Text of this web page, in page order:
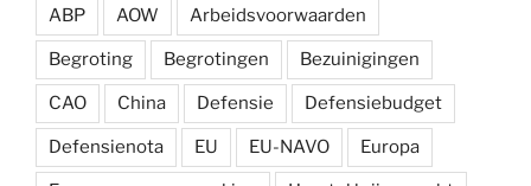
ABP AOW Arbeidsvoorwaarden
Begroting Begrotingen Bezuinigingen
CAO China Defensie Defensiebudget
Defensienota EU EU-NAVO Europa